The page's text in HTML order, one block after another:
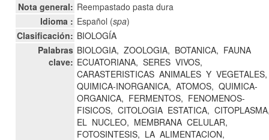
Nota general: Reempastado pasta dura
Idioma : Español (spa)
Clasificación: BIOLOGÍA
Palabras
clave:
BIOLOGIA, ZOOLOGIA, BOTANICA, FAUNA
ECUATORIANA, SERES VIVOS,
CARASTERISTICAS ANIMALES Y VEGETALES,
QUIMICA-INORGANICA, ATOMOS, QUIMICA-
ORGANICA, FERMENTOS, FENOMENOS-
FISICOS, CITOLOGIA ESTATICA,
EL NUCLEO, MEMBRANA CELULAR,
FOTOSINTESIS, LA ALIMENTACION,